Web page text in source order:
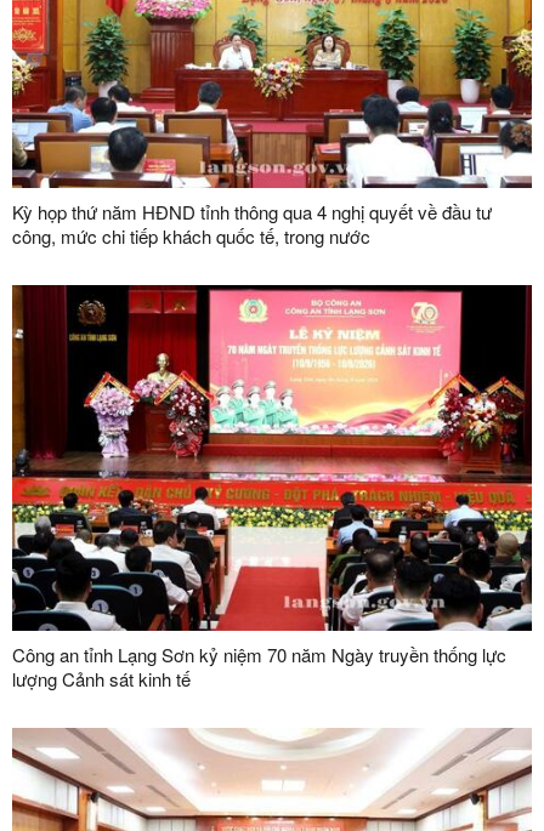
Kỳ họp thứ năm HĐND tỉnh thông qua 4 nghị quyết về đầu tư
công, mức chi tiếp khách quốc tế, trong nước
Công an tỉnh Lạng Sơn kỷ niệm 70 năm Ngày truyền thống lực
lượng Cảnh sát kinh tế